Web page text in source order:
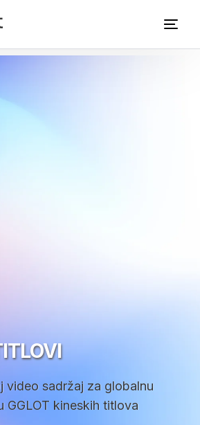
video sadržaj za globalnu
GGLOT kineskih titlova